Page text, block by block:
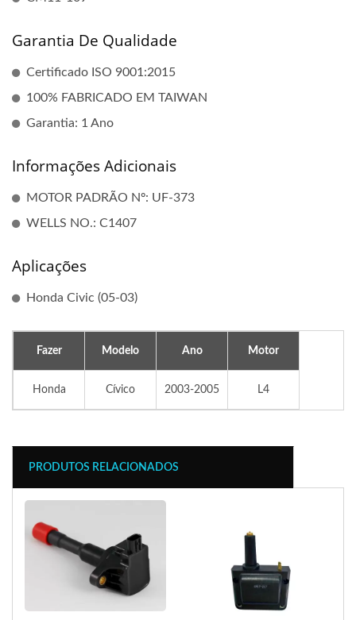
Garantia De Qualidade
Certificado ISO 9001:2015
100% FABRICADO EM TAIWAN
Garantia: 1 Ano
Informações Adicionais
MOTOR PADRÃO Nº: UF-373
WELLS NO.: C1407
Aplicações
Honda Civic (05-03)
Fazer Modelo Ano Motor
Honda Cívico 2003-2005 L4
PRODUTOS RELACIONADOS